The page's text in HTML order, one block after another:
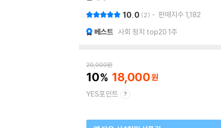
10.0 2 판매지수 1,182
베스트 사회 정치 top20 1주
20,000원
10 18,000
YES포인트